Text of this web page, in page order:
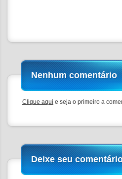
Nenhum comentário
Clique aqui e seja o primeiro a
Deixe seu